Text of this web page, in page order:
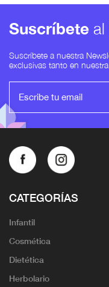
Suscríbete
Suscríbete a nuestra
exclusivas tanto en
CATEGORÍAS
Infantil
Cosmética
Dietética
Herbolario